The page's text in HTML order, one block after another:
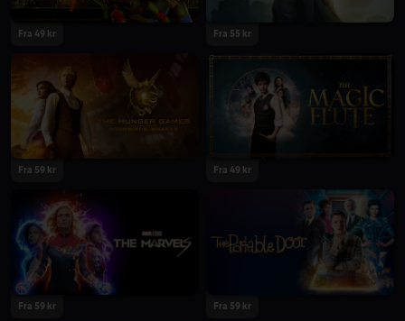
2023
Fra 49 kr Fra 55 kr
2023
Fra 59 kr
2023
Fra 49 kr
Fra 59 kr Fra 59 kr